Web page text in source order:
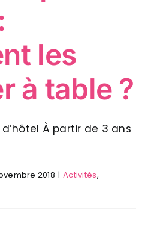
les
à table ?
À partir de 3 ans
2018 | Activités,